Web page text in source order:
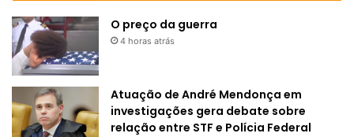
O preço da guerra
4 horas atrás
Atuação de André Mendonça em
investigações gera debate sobre
relação entre STF e Polícia Federal